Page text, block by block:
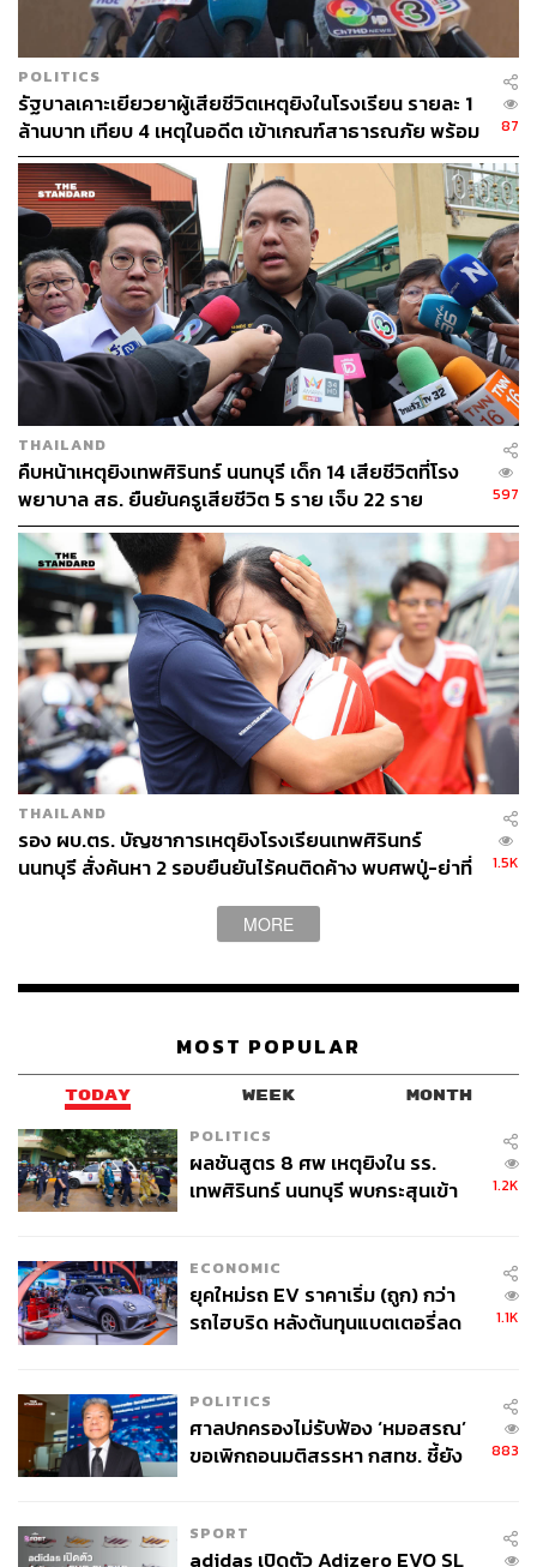
เนื่องจากส่งผลกระทบต่อการทำงานของเตาเผาและอาจเกิด
สารตกค้างอื่นๆ
ทั้งนี้เมื่อเผาศพเสร็จเรียบร้อยแล้วถือได้ว่าเชื้อโรคถูกเผา
ทำลายไปหมดแล้ว สามารถเก็บกระดูกเพื่อนำไปบำเพ็ญกุศล
ได้ ส่วนพระสงฆ์ที่ประกอบพิธีและผู้ปฏิบัติงานที่ไม่ได้สัมผัส
กับศพโดยตรง ไม่จำเป็นต้องใส่ชุด PPE และผู้ร่วมพิธีต้อง
สวมหน้ากากอนามัย เว้นระยะห่าง เพิ่มความระมัดระวัง
เนื่องจากอาจสัมผัสเชื้อจากบุคคลอื่นหรือจุดสัมผัสร่วมได้
ภายหลังเสร็จพิธีเผาศพเมื่อกลับถึงบ้านให้อาบน้ำ สระผม และ
เปลี่ยนเสื้อผ้าทันที
TAGS: ฌาปนกิจ เตาเผาศพ
กรมอนามัย
กระทรวงสาธารณสุข
ธเรศ กรัษนัยรวิวงค์
ดนัย ธีวันดา
เชื้อไวรัสโคโรนา วัด ผู้เสียชีวิต
29
ABOUT THE AUTHOR
THE STANDARD TEAM
กองบรรณาธิการ THE STANDARD
POLITICS
รัฐบาลเคาะเยียวยาผู้เสียชีวิตเหตุยิงในโรงเรียน รายละ 1
ล้านบาท เทียบ 4 เหตุในอดีต เข้าเกณฑ์สาธารณภัย พร้อม
เร่งจ่ายโดยเร็ว
87
THAILAND
คืบหน้าเหตุยิงเทพศิรินทร์ นนทบุรี เด็ก 14 เสียชีวิตที่โรง
พยาบาล สธ. ยืนยันครูเสียชีวิต 5 ราย เจ็บ 22 ราย
597
THAILAND
รอง ผบ.ตร. บัญชาการเหตุยิงโรงเรียนเทพศิรินทร์
นนทบุรี สั่งค้นหา 2 รอบยืนยันไร้คนติดค้าง พบศพปู่-ย่าที่
1.5K
MORE
MOST POPULAR
TODAY WEEK MONTH
POLITICS
ผลชันสูตร 8 ศพ เหตุยิงใน รร.
เทพศิรินทร์ นนทบุรี พบกระสุนเข้า
1.2K
ECONOMIC
ยุคใหม่รถ EV ราคาเริ่ม (ถูก) กว่า
รถไฮบริด หลังต้นทุนแบตเตอรี่ลด
1.1K
POLITICS
ศาลปกครองไม่รับฟ้อง ‘หมอสรณ’
ขอเพิกถอนมติสรรหา กสทช. ชี้ยัง
883
SPORT
adidas เปิดตัว Adizero EVO SL